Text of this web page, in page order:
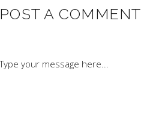
POST A COMMENT